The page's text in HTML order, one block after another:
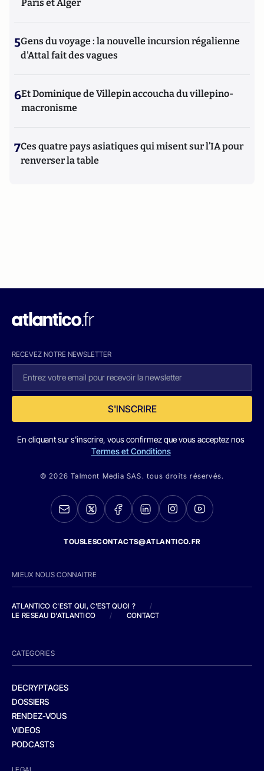
Paris et Alger
5Gens du voyage : la nouvelle incursion régalienne
d'Attal fait des vagues
6Et Dominique de Villepin accoucha du villepino-
macronisme
7Ces quatre pays asiatiques qui misent sur l’IA pour
renverser la table
RECEVEZ NOTRE NEWSLETTER
S'INSCRIRE
En cliquant sur s'inscrire, vous confirmez que vous acceptez nos
Termes et Conditions
© 2026 Talmont Media SAS. tous droits réservés.
TOUSLESCONTACTS@ATLANTICO.FR
MIEUX NOUS CONNAITRE
ATLANTICO C'EST QUI, C'EST QUOI ?
/
LE RESEAU D'ATLANTICO
/ CONTACT
CATEGORIES
DECRYPTAGES
DOSSIERS
RENDEZ-VOUS
VIDEOS
PODCASTS